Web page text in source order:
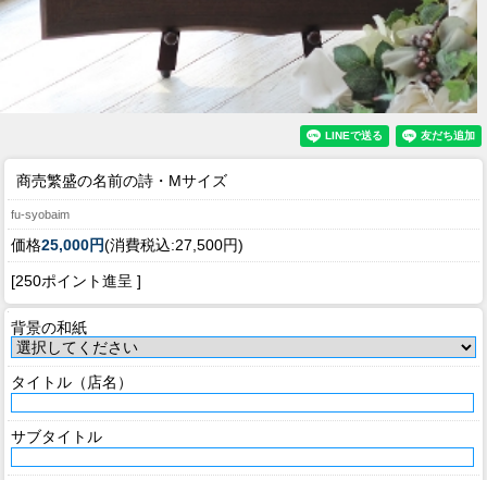
商売繁盛の名前の詩・Mサイズ
fu-syobaim
価格25,000円(消費税込:27,500円)
[250ポイント進呈 ]
背景の和紙
タイトル（店名）
サブタイトル